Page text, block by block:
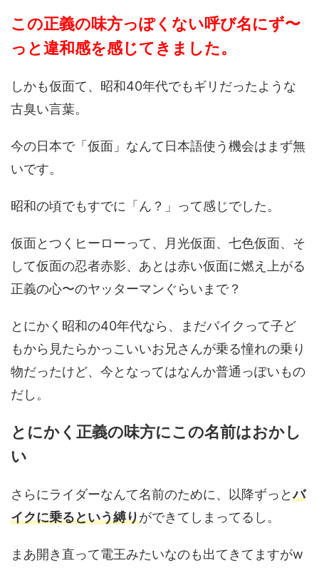
この正義の味方っぽくない呼び名にず〜
っと違和感を感じてきました。
しかも仮面て、昭和40年代でもギリだったような
古臭い言葉。
今の日本で「仮面」なんて日本語使う機会はまず無
いです。
昭和の頃でもすでに「ん？」って感じでした。
仮面とつくヒーローって、月光仮面、七色仮面、そ
して仮面の忍者赤影、あとは赤い仮面に燃え上がる
正義の心〜のヤッターマンぐらいまで？
とにかく昭和の40年代なら、まだバイクって子ど
もから見たらかっこいいお兄さんが乗る憧れの乗り
物だったけど、今となってはなんか普通っぽいもの
だし。
とにかく正義の味方にこの名前はおかし
い
さらにライダーなんて名前のために、以降ずっとバ
イクに乗るという縛りができてしまってるし。
まあ開き直って電王みたいなのも出てきてますがw